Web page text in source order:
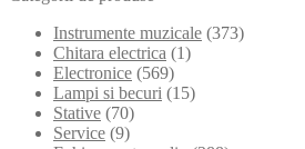
Instrumente muzicale (373)
Chitara electrica (1)
Electronice (569)
Lampi si becuri (15)
Stative (70)
Service (9)